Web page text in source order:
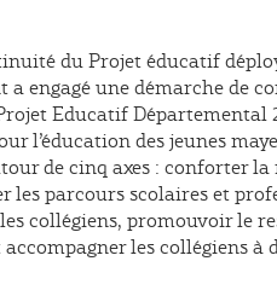
du Projet éducatif
a engagé une démarche de
Educatif Départemental
l’éducation des jeunes
de cinq axes : conforter la
les parcours scolaires et
collégiens, promouvoir le
accompagner les collégiens à